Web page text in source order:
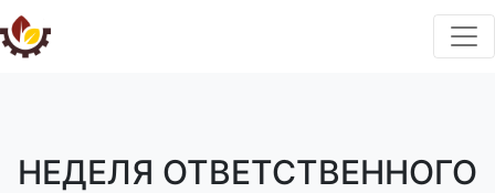
НЕДЕЛЯ ОТВЕТСТВЕННОГО